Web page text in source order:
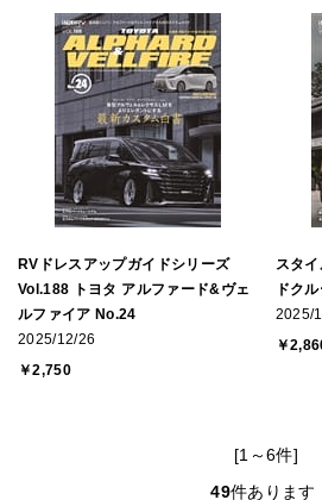
RVドレスアップガイドシリーズ
Vol.188 トヨタ アルファード&ヴェ
ルファイア No.24
2025/12/26
￥2,750
スタ
ドク
2025/
￥
[1～6件]
49件あります